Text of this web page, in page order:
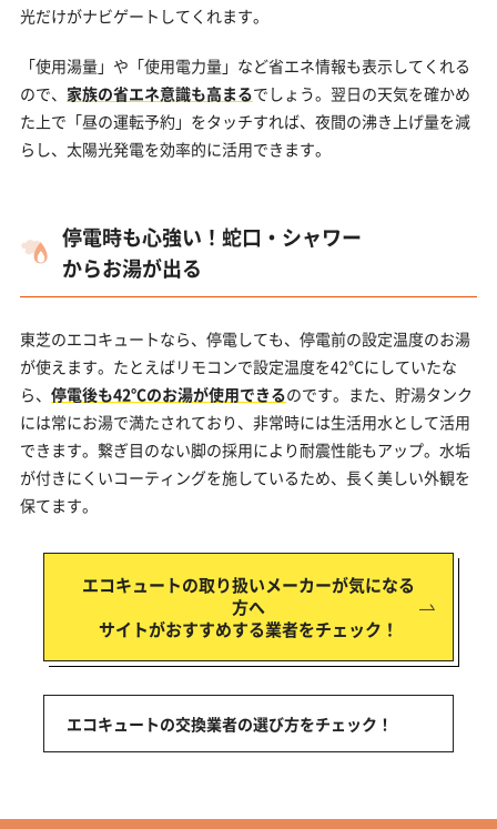
光だけがナビゲートしてくれます。
「使用湯量」や「使用電力量」など省エネ情報も表示してくれる
ので、 家族の省エネ意識も高まるでしょう。翌日の天気を確かめ
た上で「昼の運転予約」をタッチすれば、夜間の沸き上げ量を減
らし、太陽光発電を効率的に活用できます。
停電時も心強い！蛇口・シャワー
からお湯が出る
東芝のエコキュートなら、停電しても、停電前の設定温度のお湯
が使えます。たとえばリモコンで設定温度を42℃にしていたな
ら、 停電後も42℃のお湯が使用できるのです。また、貯湯タンク
には常にお湯で満たされており、非常時には生活用水として活用
できます。繋ぎ目のない脚の採用により耐震性能もアップ。水垢
が付きにくいコーティングを施しているため、長く美しい外観を
保てます。
エコキュートの取り扱いメーカーが気になる
方へ
サイトがおすすめする業者をチェック！
エコキュートの交換業者の選び方をチェック！